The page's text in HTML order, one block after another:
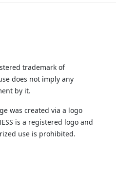
trademark of
does not imply any
by it.
was created via a logo
is a registered logo and
use is prohibited.